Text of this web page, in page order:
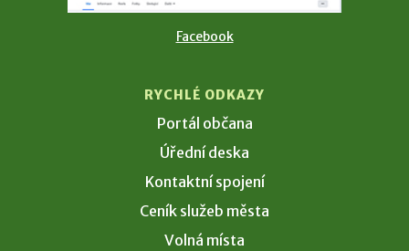
Facebook
RYCHLÉ ODKAZY
Portál občana
Úřední deska
Kontaktní spojení
Ceník služeb města
Volná místa